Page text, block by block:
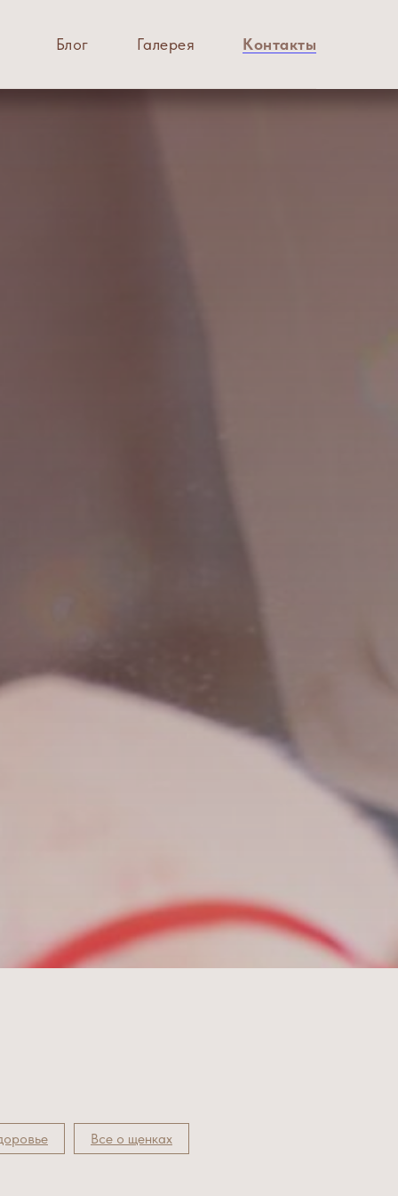
Блог Галерея Контакты
Все о щенках